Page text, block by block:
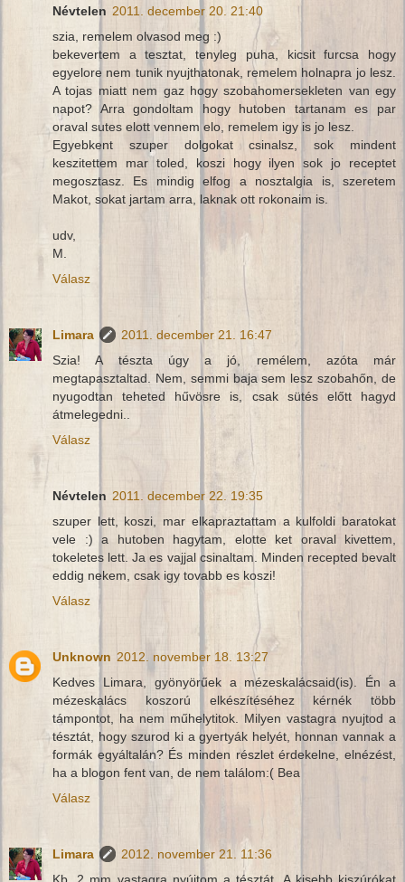
Névtelen 2011. december 20. 21:40
szia, remelem olvasod meg :)
bekevertem a tesztat, tenyleg puha, kicsit furcsa hogy
egyelore nem tunik nyujthatonak, remelem holnapra jo lesz.
A tojas miatt nem gaz hogy szobahomersekleten van egy
napot? Arra gondoltam hogy hutoben tartanam es par
oraval sutes elott vennem elo, remelem igy is jo lesz.
Egyebkent szuper dolgokat csinalsz, sok mindent
keszitettem mar toled, koszi hogy ilyen sok jo receptet
megosztasz. Es mindig elfog a nosztalgia is, szeretem
Makot, sokat jartam arra, laknak ott rokonaim is.
udv,
M.
Válasz
Limara
2011. december 21. 16:47
Szia! A tészta úgy a jó, remélem, azóta már
megtapasztaltad. Nem, semmi baja sem lesz szobahőn, de
nyugodtan teheted hűvösre is, csak sütés előtt hagyd
átmelegedni..
Válasz
Névtelen 2011. december 22. 19:35
szuper lett, koszi, mar elkapraztattam a kulfoldi baratokat
vele :) a hutoben hagytam, elotte ket oraval kivettem,
tokeletes lett. Ja es vajjal csinaltam. Minden recepted bevalt
eddig nekem, csak igy tovabb es koszi!
Válasz
Unknown 2012. november 18. 13:27
Kedves Limara, gyönyörűek a mézeskalácsaid(is). Én a
mézeskalács koszorú elkészítéséhez kérnék több
támpontot, ha nem műhelytitok. Milyen vastagra nyujtod a
tésztát, hogy szurod ki a gyertyák helyét, honnan vannak a
formák egyáltalán? És minden részlet érdekelne, elnézést,
ha a blogon fent van, de nem találom:( Bea
Válasz
Limara
2012. november 21. 11:36